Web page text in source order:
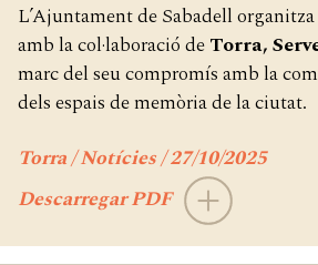
L’Ajuntament de Sabadell
amb la col·laboració deTorra,
marc del seu compromís amb la
dels espais de memòria de la ciutat.
Torra / Notícies / 27/10/2025
Descarregar PDF